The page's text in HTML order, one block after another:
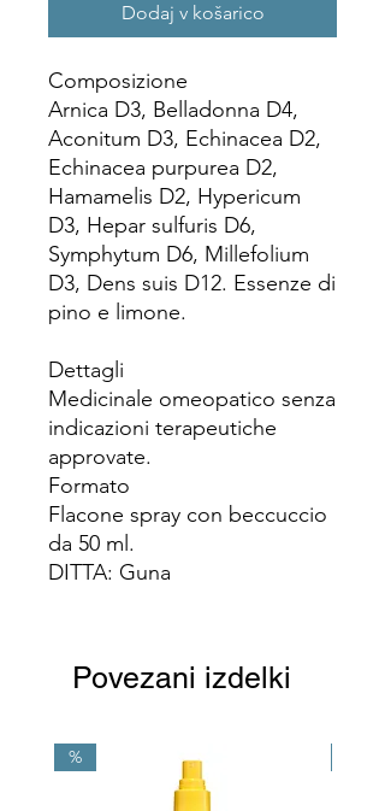
Dodaj v košarico
Composizione
Arnica D3, Belladonna D4,
Aconitum D3, Echinacea D2,
Echinacea purpurea D2,
Hamamelis D2, Hypericum
D3, Hepar sulfuris D6,
Symphytum D6, Millefolium
D3, Dens suis D12. Essenze di
pino e limone.
Dettagli
Medicinale omeopatico senza
indicazioni terapeutiche
approvate.
Formato
Flacone spray con beccuccio
da 50 ml.
DITTA: Guna
Povezani izdelki
%